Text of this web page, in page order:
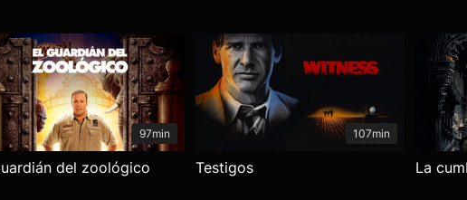
97min
del zoológico
107min
Testigos La